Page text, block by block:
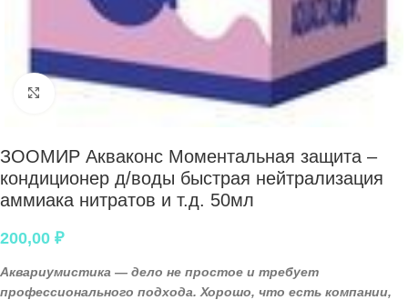
Нажмите, чтобы увеличить
ЗООМИР Акваконс Моментальная защита –
кондиционер д/воды быстрая нейтрализация
аммиака нитратов и т.д. 50мл
200,00 ₽
Аквариумистика — дело не простое и требует
профессионального подхода. Хорошо, что есть компании,